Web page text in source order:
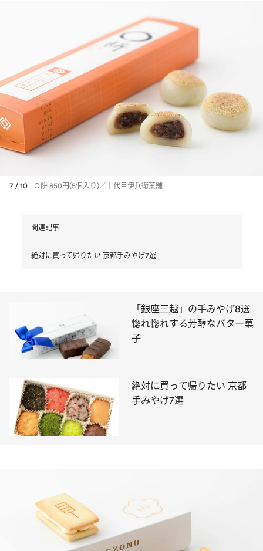
7 / 10 Ｏ餅 850円(5個入り)／十代目伊兵衛菓舗
関連記事
絶対に買って帰りたい 京都手みやげ7選
「銀座三越」の手みやげ8選
惚れ惚れする芳醇なバター菓
子
絶対に買って帰りたい 京都
手みやげ7選